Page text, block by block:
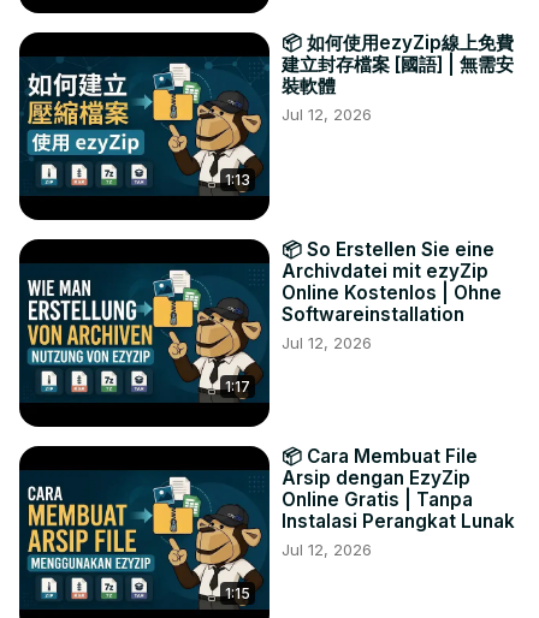
1:13
📦 如何使用ezyZip線上免費
建立封存檔案 [國語] | 無需安
裝軟體
Jul 12, 2026
1:17
📦 So Erstellen Sie eine
Archivdatei mit ezyZip
Online Kostenlos | Ohne
Softwareinstallation
Jul 12, 2026
1:15
📦 Cara Membuat File
Arsip dengan EzyZip
Online Gratis | Tanpa
Instalasi Perangkat Lunak
Jul 12, 2026